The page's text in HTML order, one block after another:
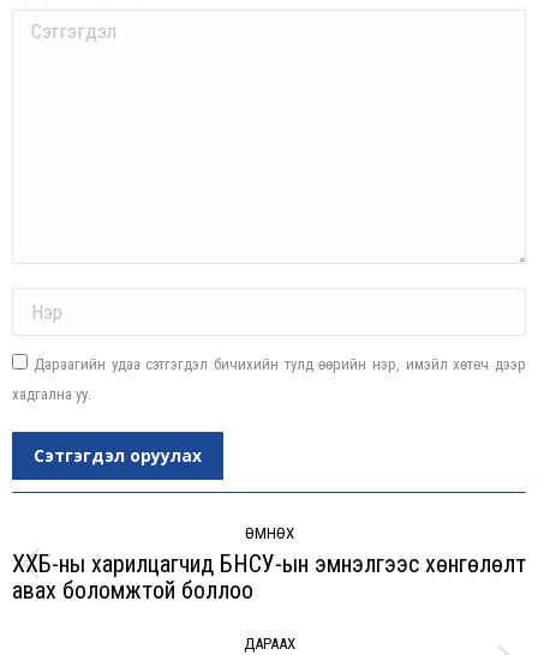
Comment
Дараагийн удаа сэтгэгдэл бичихийн тулд өөрийн нэр, имэйл хөтөч дээр
хадгална уу.
Сэтгэгдэл оруулах
ӨМНӨХ
Previous
ХХБ-ны харилцагчид БНСУ-ын эмнэлгээс хөнгөлөлт
авах боломжтой боллоо
ДАРААХ